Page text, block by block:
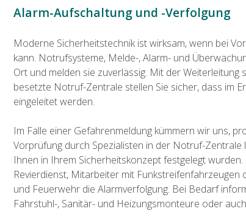
Alarm-Aufschaltung und -Verfolgung
Moderne Sicherheitstechnik ist wirksam, wenn bei
kann. Notrufsysteme, Melde-, Alarm- und
Ort und melden sie zuverlässig. Mit der
besetzte Notruf-Zentrale stellen Sie sicher, dass im
eingeleitet werden.
Im Falle einer Gefahrenmeldung kümmern wir uns,
Vorprüfung durch Spezialisten in der Notruf-
Ihnen in Ihrem Sicherheitskonzept festgelegt
Revierdienst, Mitarbeiter mit
und Feuerwehr die Alarmverfolgung. Bei Bedarf
Fahrstuhl-, Sanitär- und Heizungsmonteure oder